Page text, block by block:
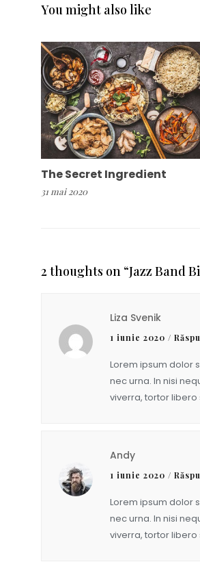
You might also like
The Secret Ingredient
31 mai 2020
2 thoughts on “Jazz Band
Liza Svenik
1 iunie 2020 /
Lorem ipsum dolor
nec urna. In nisi
viverra, tortor libero
Andy
1 iunie 2020 /
Lorem ipsum dolor
nec urna. In nisi
viverra, tortor libero